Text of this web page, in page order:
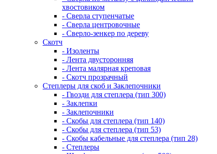
хвостовиком
- Сверла ступенчатые
- Сверла центровочные
- Сверло-зенкер по дереву
Скотч
- Изоленты
- Лента двусторонняя
- Лента малярная креповая
- Скотч прозрачный
Степлеры для скоб и Заклепочники
- Гвозди для степлера (тип 300)
- Заклепки
- Заклепочники
- Скобы для степлера (тип 140)
- Скобы для степлера (тип 53)
- Скобы кабельные для степлера (тип 28)
- Степлеры